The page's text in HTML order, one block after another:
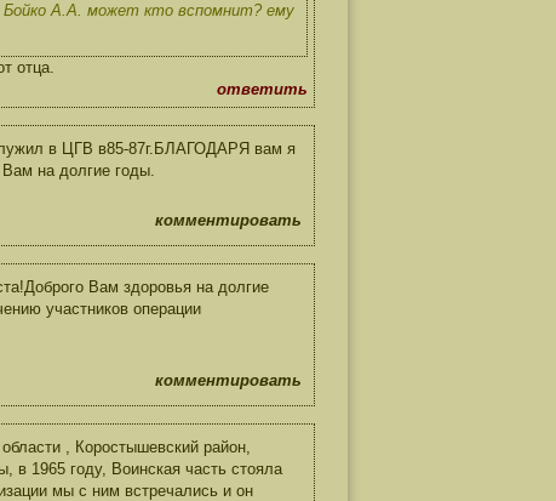
Бойко А.А. может кто вспомнит? ему
отца.
ответить
в ЦГВ в85-87г.БЛАГОДАРЯ вам я
на долгие годы.
комментировать
Вам здоровья на долгие
участников операции
комментировать
, Коростышевский район,
в 1965 году, Воинская часть стояла
мы с ним встречались и он